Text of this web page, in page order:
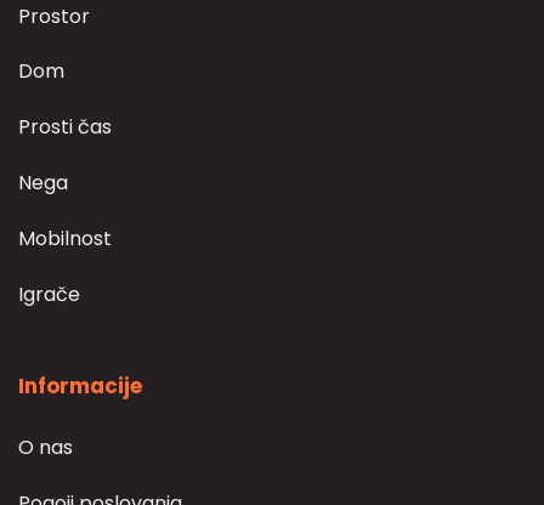
Prostor
Dom
Prosti čas
Nega
Mobilnost
Igrače
Informacije
O nas